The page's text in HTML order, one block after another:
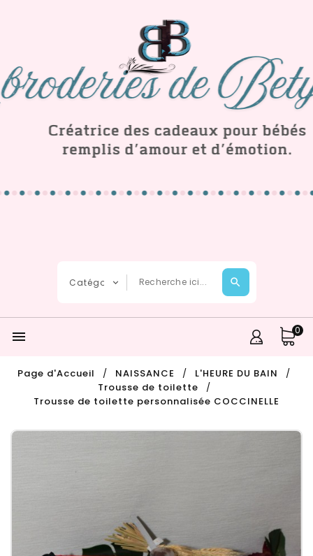
 0
Page d'Accueil NAISSANCE
L'HEURE DU BAIN
Trousse de toilette
Trousse de toilette personnalisée COCCINELLE